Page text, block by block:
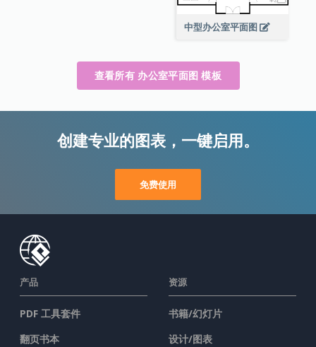
中型办公室平面图
查看所有 办公室平面图 模板
创建专业的图表，一键启用。
免费使用
产品
PDF 工具套件
翻页书本
资源
书籍/幻灯片
设计/图表